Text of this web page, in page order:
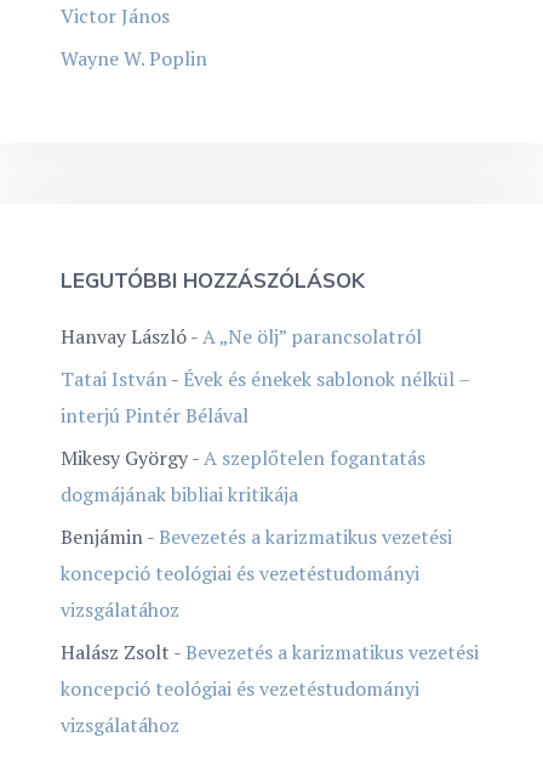
Victor János
Wayne W. Poplin
LEGUTÓBBI HOZZÁSZÓLÁSOK
Hanvay László-A „Ne ölj” parancsolatról
Tatai István- Évek és énekek sablonok nélkül –
interjú Pintér Bélával
Mikesy György-A szeplőtelen fogantatás
dogmájának bibliai kritikája
Benjámin-Bevezetés a karizmatikus vezetési
koncepció teológiai és vezetéstudományi
vizsgálatához
Halász Zsolt -Bevezetés a karizmatikus vezetési
koncepció teológiai és vezetéstudományi
vizsgálatához